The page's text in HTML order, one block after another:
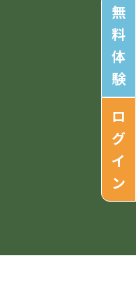
無
料
体
験
ロ
グ
イ
ン